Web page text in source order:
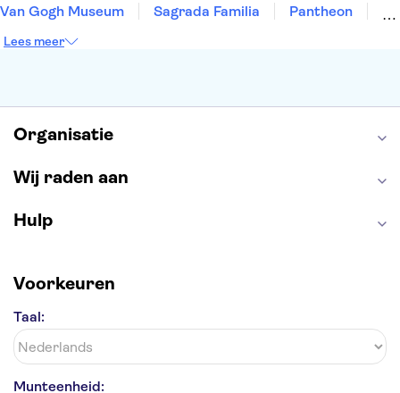
Van Gogh Museum
Sagrada Familia
Pantheon
Keukenhof
Lees meer
Organisatie
Wij raden aan
Hulp
Voorkeuren
Taal:
Munteenheid: